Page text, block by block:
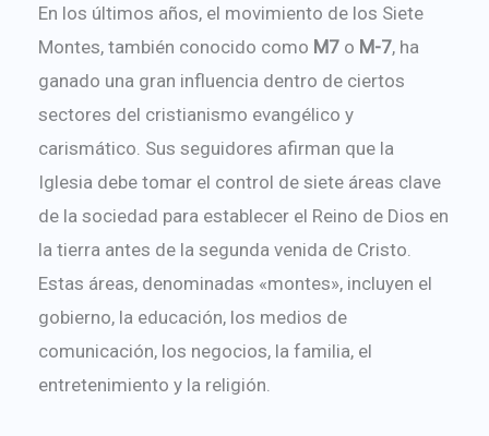
En los últimos años, el movimiento de los Siete
Montes, también conocido como M7o M-7, ha
ganado una gran influencia dentro de ciertos
sectores del cristianismo evangélico y
carismático. Sus seguidores afirman que la
Iglesia debe tomar el control de siete áreas clave
de la sociedad para establecer el Reino de Dios en
la tierra antes de la segunda venida de Cristo.
Estas áreas, denominadas «montes», incluyen el
gobierno, la educación, los medios de
comunicación, los negocios, la familia, el
entretenimiento y la religión.